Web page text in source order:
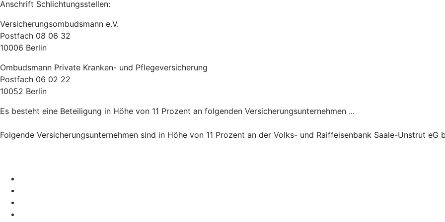
Anschrift Schlichtungsstellen:
Versicherungsombudsmann e.V.
Postfach 08 06 32
10006 Berlin
Ombudsmann Private Kranken- und Pflegeversicherung
Postfach 06 02 22
10052 Berlin
Es besteht eine Beteiligung in Höhe von 11 Prozent an folgenden Versicherungsunternehmen ...
Folgende Versicherungsunternehmen sind in Höhe von 11 Prozent an der Volks- und Raiffeisenbank Saale-Unstrut eG